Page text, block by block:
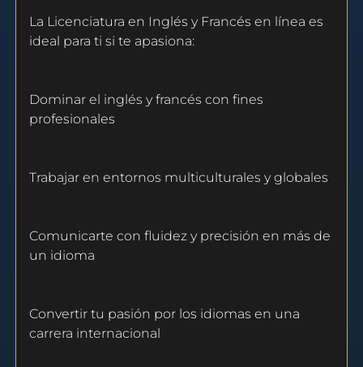
La Licenciatura en Inglés y Francés en línea es
ideal para ti si te apasiona:
Dominar el inglés y francés con fines
profesionales
Trabajar en entornos multiculturales y globales
Comunicarte con fluidez y precisión en más de
un idioma
Convertir tu pasión por los idiomas en una
carrera internacional